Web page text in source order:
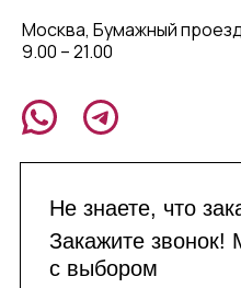
Закажите
с выбором
Не знаете, что
Москва, Бумажный
9.00 – 21.00